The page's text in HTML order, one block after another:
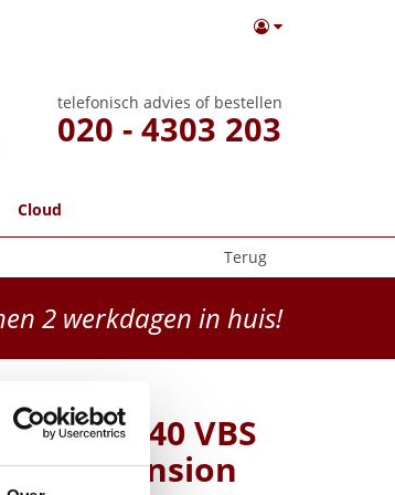
telefonisch advies of bestellen
020 - 4303 203
Cloud
Terug
2 werkdagen in huis!
1y P40 VBS
extension